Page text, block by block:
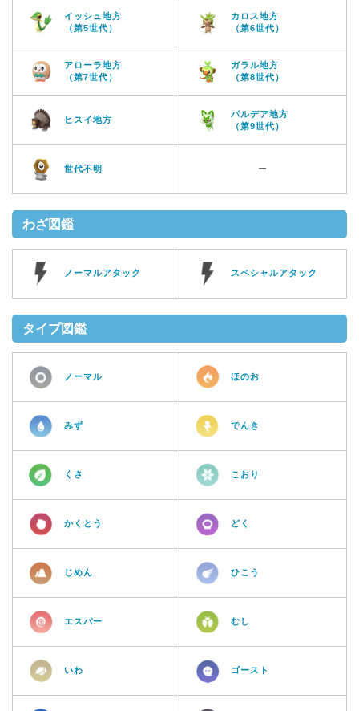
イッシュ地方
（第5世代）
カロス地方
（第6世代）
アローラ地方
（第7世代）
ガラル地方
（第8世代）
ヒスイ地方
パルデア地方
（第9世代）
世代不明 ー
わざ図鑑
ノーマルアタック スペシャルアタック
タイプ図鑑
ノーマル ほのお
みず でんき
くさ こおり
かくとう どく
じめん ひこう
エスパー むし
いわ ゴースト